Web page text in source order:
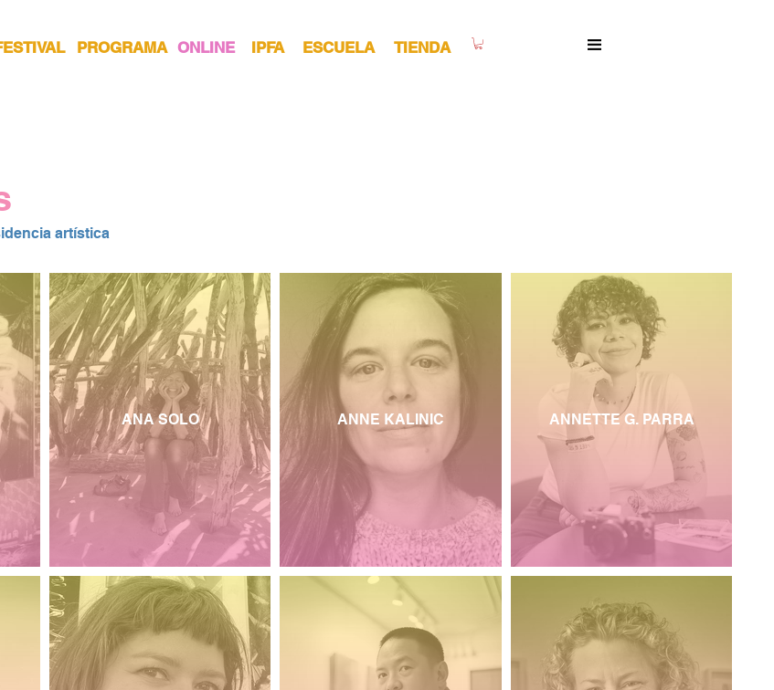
PROGRAMA ESCUELA
IPFA
ONLINE TIENDA
artística
ANA SOLO ANNE KALINIC ANNETTE G. PARRA